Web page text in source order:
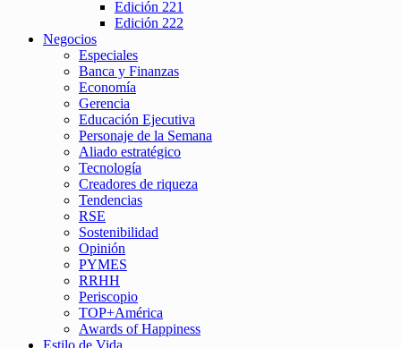
Edición 221
Edición 222
Negocios
Especiales
Banca y Finanzas
Economía
Gerencia
Educación Ejecutiva
Personaje de la Semana
Aliado estratégico
Tecnología
Creadores de riqueza
Tendencias
RSE
Sostenibilidad
Opinión
PYMES
RRHH
Periscopio
TOP+América
Awards of Happiness
Estilo de Vida